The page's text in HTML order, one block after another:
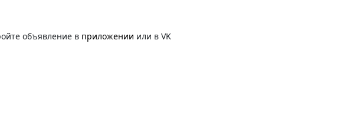
объявление в приложении или в VK